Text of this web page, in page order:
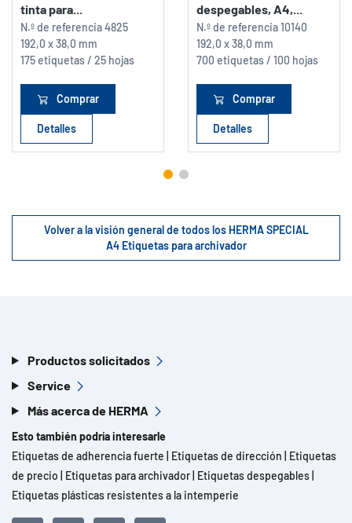
tinta para...
N.º de referencia4825
192,0 x 38,0 mm
175 etiquetas / 25 hojas
Comprar
Detalles
despegables, A4,...
N.º de referencia10140
192,0 x 38,0 mm
700 etiquetas / 100 hojas
Comprar
Detalles
Volver a la visión general de todos los HERMA SPECIAL
A4 Etiquetas para archivador
Productos solicitados
Service
Más acerca de HERMA
Esto también podría interesarle
Etiquetas de adherencia fuerte
Etiquetas de dirección
Etiquetas
de precio
Etiquetas para archivador Etiquetas despegables
Etiquetas plásticas resistentes a la intemperie